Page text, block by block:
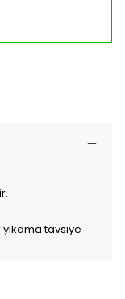
tavsiye